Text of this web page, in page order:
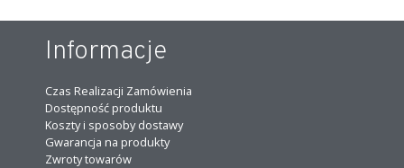
Informacje
Czas Realizacji Zamówienia
Dostępność produktu
Koszty i sposoby dostawy
Gwarancja na produkty
Zwroty towarów